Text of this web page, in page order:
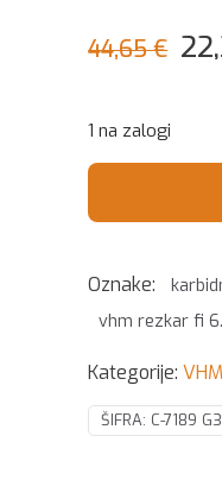
44,65€
1 na zalogi
Oznake:
vhm rezkar fi
Kategorije:
ŠIFRA: C-7189 G3